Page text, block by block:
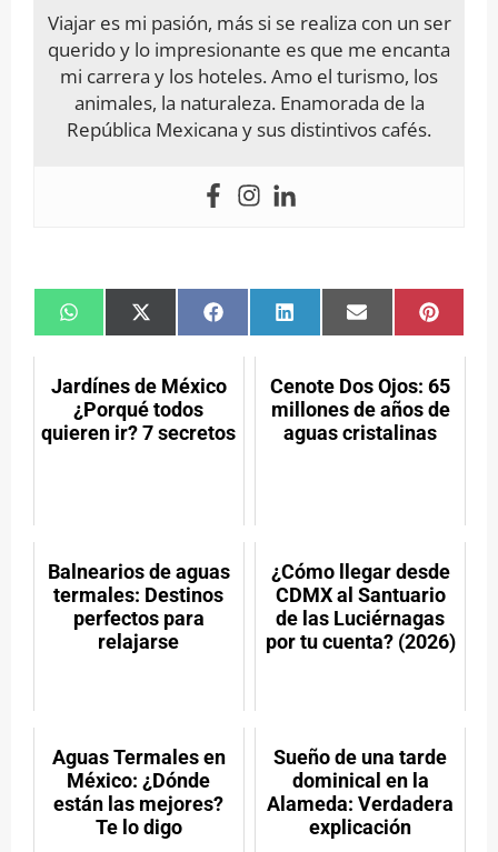
Viajar es mi pasión, más si se realiza con un ser
querido y lo impresionante es que me encanta
mi carrera y los hoteles. Amo el turismo, los
animales, la naturaleza. Enamorada de la
República Mexicana y sus distintivos cafés.
Compartir
en
Compartir
en
(Twitter)
Compartir
en
Facebook
Compartir
en
Compartir
en en
Jardínes de México
¿Porqué todos
quieren ir? 7 secretos
Cenote Dos Ojos: 65
millones de años de
aguas cristalinas
Balnearios de aguas
termales: Destinos
perfectos para
relajarse
¿Cómo llegar desde
CDMX al Santuario
de las Luciérnagas
por tu cuenta? (2026)
Aguas Termales en
México: ¿Dónde
están las mejores?
Te lo digo
Sueño de una tarde
dominical en la
Alameda: Verdadera
explicación